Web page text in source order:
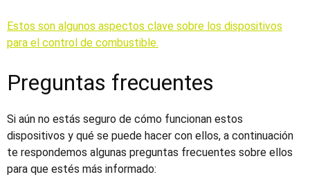
Estos son algunos aspectos clave sobre los dispositivos
para el control de combustible.
Preguntas frecuentes
Si aún no estás seguro de cómo funcionan estos
dispositivos y qué se puede hacer con ellos, a continuación
te respondemos algunas preguntas frecuentes sobre ellos
para que estés más informado: